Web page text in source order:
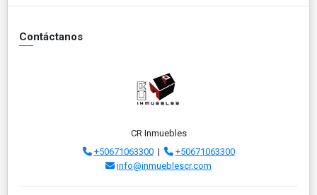
Contáctanos
CR Inmuebles
+50671063300|
+50671063300
info@inmueblescr.com